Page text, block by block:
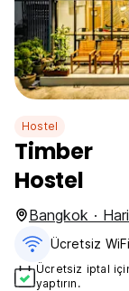
Hostel
Timber
Hostel
Bangkok ·
Ücretsiz WiFi
Ücretsiz iptal
yaptırın.